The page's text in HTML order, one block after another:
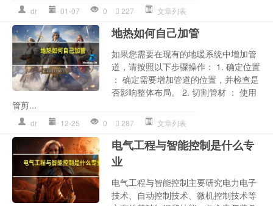
dr 01-07 0 227 文章列表
地热如何自己加管
如果您需要在现有的地暖系统中增加管
道，请按照以下步骤操作： 1. 确定位置
： 确定需要增加管道的位置，并检查是
否影响整体布局。 2. 切割管材 ： 使用
管剪...
dr 12-25 0 287 文章列表
电气工程与智能控制是什么专
业
电气工程与智能控制主要研究电力电子
技术、自动控制技术、微机控制技术等